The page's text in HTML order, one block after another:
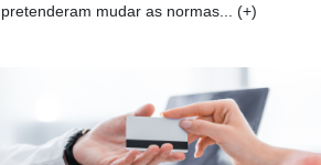
pretenderam mudar as normas... (+)